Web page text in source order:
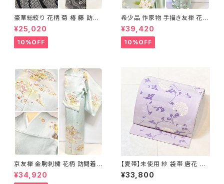
豪華総絞り 花柄 菊 椿 藤 訪問
着 鹿の子絞り ラメ 正絹 黒 白
グレー 1435
¥25,020
10%OFF
希少品 作家物 手描き友禅 花鳥
文 椿 沈丁花 訪問着 正絹 袷 黄
緑 青 白 1418
¥39,420
10%OFF
京友禅 金駒刺繍 花柄 訪問着
正絹 水色 黄緑 パステルカラー
アイスグリーン 1433
¥34,920
【夏帯】未使用 紗 袋帯 唐花 正
絹 紫 白 淡藤色 729
¥33,800